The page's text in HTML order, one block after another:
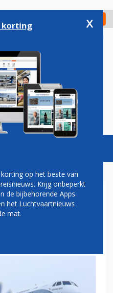
Check in
Vacatures
IL-14-300
DE LUCHT
korting x
op het beste van
Krijg onbeperkt
de bijbehorende Apps.
het Luchtvaartnieuws
mat.